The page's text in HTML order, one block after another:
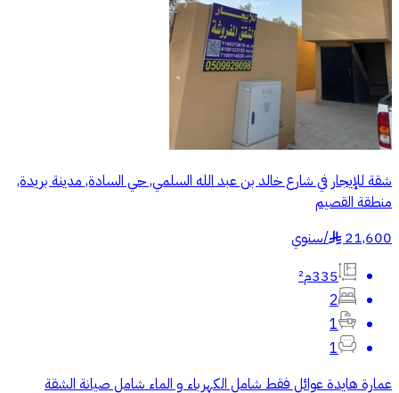
شقة للإيجار في شارع خالد بن عبد الله السلمي, حي السادة, مدينة بريدة,
منطقة القصيم
21,600
§
/سنوي
335م²
2
1
1
عمارة هايدة عوائل فقط شامل الكهرباء و الماء شامل صيانة الشقة